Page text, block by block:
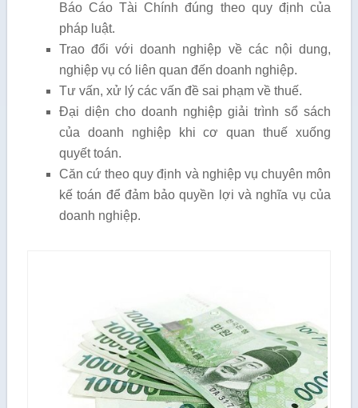
Báo Cáo Tài Chính đúng theo quy định của
pháp luật.
Trao đổi với doanh nghiệp về các nội dung,
nghiệp vụ có liên quan đến doanh nghiệp.
Tư vấn, xử lý các vấn đề sai phạm về thuế.
Đại diện cho doanh nghiệp giải trình sổ sách
của doanh nghiệp khi cơ quan thuế xuống
quyết toán.
Căn cứ theo quy định và nghiệp vụ chuyên môn
kế toán để đảm bảo quyền lợi và nghĩa vụ của
doanh nghiệp.